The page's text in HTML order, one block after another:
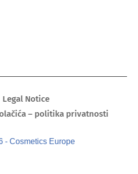
Legal Notice
– politika privatnosti
- Cosmetics Europe